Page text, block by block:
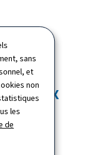
sans
et
non
les
de
les
et Max